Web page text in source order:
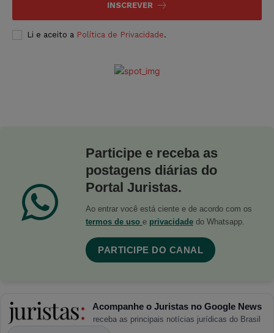
INSCREVER
Li e aceito a Política de Privacidade.
Participe e receba as
postagens diárias do
Portal Juristas.
Ao entrar você está ciente e de acordo com os
termos de uso e privacidade do Whatsapp.
PARTICIPE DO CANAL
Acompanhe o Juristas no Google News
receba as principais notícias jurídicas do Brasil